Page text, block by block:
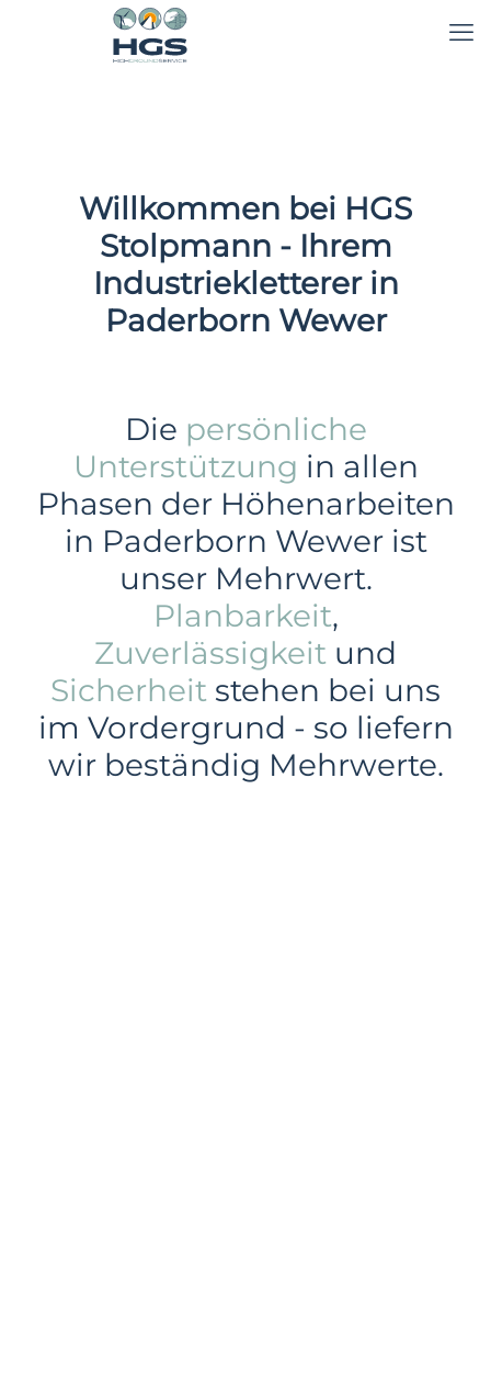
Willkommen bei HGS
Stolpmann - Ihrem
Industriekletterer in
Paderborn Wewer
Die persönliche
Unterstützung in allen
Phasen der Höhenarbeiten
in Paderborn Wewer ist
unser Mehrwert.
Planbarkeit,
Zuverlässigkeit und
Sicherheit stehen bei uns
im Vordergrund - so liefern
wir beständig Mehrwerte.